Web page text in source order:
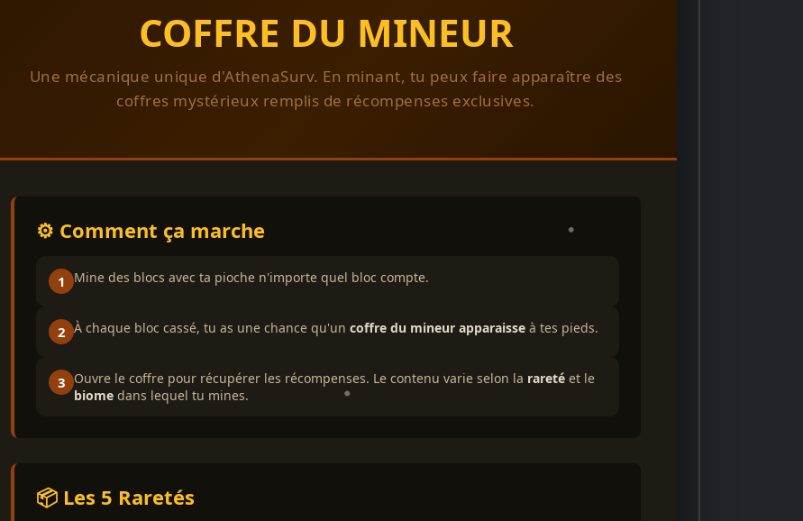
COFFRE DU MINEUR
Une mécanique unique d'AthenaSurv. En minant, tu peux faire apparaître des
coffres mystérieux remplis de récompenses exclusives.
⚙️ Comment ça marche
1 Mine des blocs avec ta pioche n'importe quel bloc compte.
2 À chaque bloc cassé, tu as une chance qu'un coffre du mineur apparaisse à tes pieds.
3 Ouvre le coffre pour récupérer les récompenses. Le contenu varie selon la rareté et le
biome dans lequel tu mines.
📦 Les 5 Raretés